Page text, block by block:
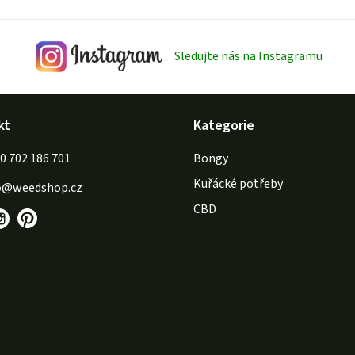
Sledujte nás na Instagramu
@weedshop.cz
702 186 701
Kategorie
Bongy
Kuřácké potřeby
CBD